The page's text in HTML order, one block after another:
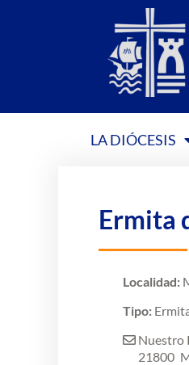
LA DIÓCESIS
Ermita
Localidad:
Tipo:
Nuestro
21800